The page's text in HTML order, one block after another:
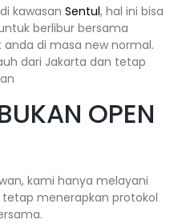
kawasan Sentul, hal ini bisa
berlibur bersama
di masa new normal.
dari Jakarta dan tetap
OPEN
kami hanya melayani
menerapkan protokol